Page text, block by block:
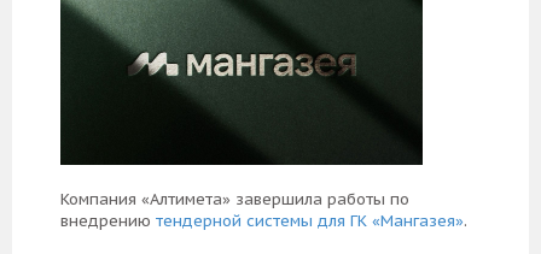
Компания «Алтимета» завершила работы по
внедрению тендерной системы для ГК «Мангазея».